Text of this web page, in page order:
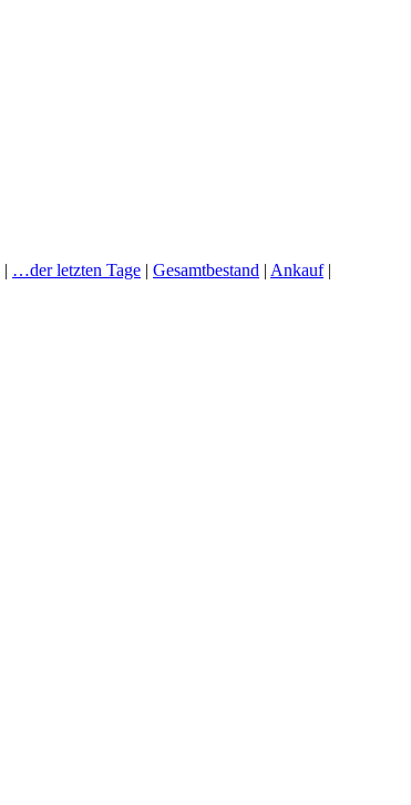
| …der letzten Tage | Gesamtbestand | Ankauf|